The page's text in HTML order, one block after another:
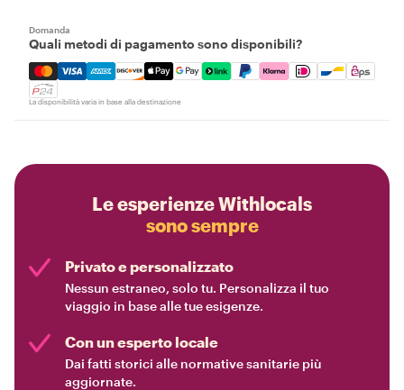
Domanda
Quali metodi di pagamento sono disponibili?
Mastercard, Visa, Amex, Discover, Apple Pay, Google
La disponibilità varia in base alla destinazione
Le esperienze Withlocals
sono sempre
Privato e personalizzato
Nessun estraneo, solo tu. Personalizza il tuo
viaggio in base alle tue esigenze.
Con un esperto locale
Dai fatti storici alle normative sanitarie più
aggiornate.